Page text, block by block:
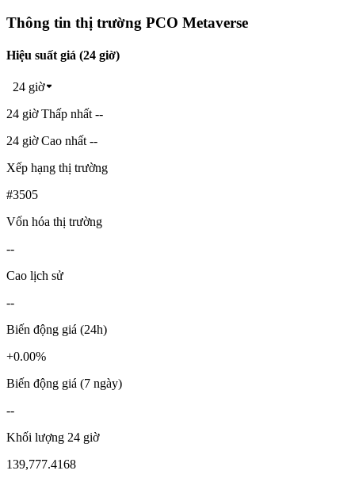
Thông tin thị trường PCO Metaverse
Hiệu suất giá (24 giờ)
24 giờ
24 giờ Thấp nhất --
24 giờ Cao nhất --
Xếp hạng thị trường
#3505
Vốn hóa thị trường
--
Cao lịch sử
--
Biến động giá (24h)
+0.00%
Biến động giá (7 ngày)
--
Khối lượng 24 giờ
139,777.4168